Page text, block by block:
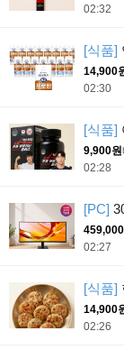
02:32
[식품]
14,900
02:30
[식품]
9,900원
02:28
[PC]
02:27
[식품]
14,900
02:26